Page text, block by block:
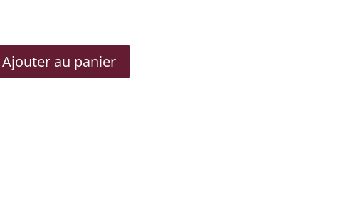
Ajouter au panier